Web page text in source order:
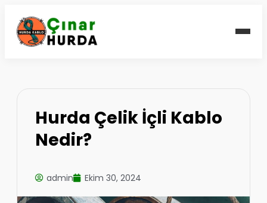
Hurda Çelik İçli Kablo
Nedir?
admin Ekim 30, 2024